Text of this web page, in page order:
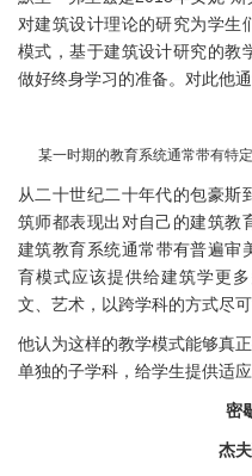
对建筑设计理论的研究为学生
模式，基于建筑设计研究的教
做好终身学习的准备。对此他
某一时期的教育系统通常带有特
从二十世纪二十年代的包豪斯
筑师都表现出对自己的建筑教
建筑教育系统通常带有普遍审
育模式应该提供给建筑学更
文、艺术，以跨学科的方式尽
他认为这样的教学模式能够真
单独的子学科，给学生提供适
密
杰